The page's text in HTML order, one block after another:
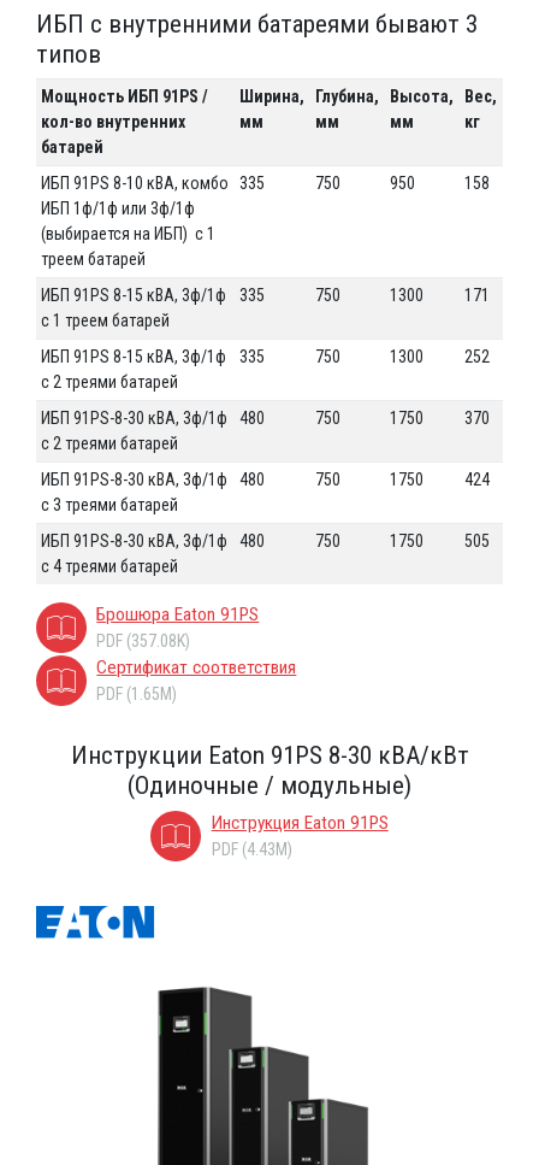
ИБП с внутренними батареями бывают 3
типов
Мощность ИБП 91PS /
кол-во внутренних
батарей
Ширина,
мм
Глубина,
мм
Высота,
мм
Вес,
кг
ИБП 91PS 8-10 кВА, комбо
ИБП 1ф/1ф или 3ф/1ф
(выбирается на ИБП) с 1
треем батарей
335 750 950 158
ИБП 91PS 8-15 кВА, 3ф/1ф
с 1 треем батарей
335 750 1300 171
ИБП 91PS 8-15 кВА, 3ф/1ф
с 2 треями батарей
335 750 1300 252
ИБП 91PS-8-30 кВА, 3ф/1ф
с 2 треями батарей
480 750 1750 370
ИБП 91PS-8-30 кВА, 3ф/1ф
с 3 треями батарей
480 750 1750 424
ИБП 91PS-8-30 кВА, 3ф/1ф
с 4 треями батарей
480 750 1750 505
Брошюра Eaton 91PS
PDF (357.08K)
Сертификат соответствия
PDF (1.65M)
Инструкции Eaton 91PS 8-30 кВА/кВт
(Одиночные / модульные)
Инструкция Eaton 91PS
PDF (4.43M)